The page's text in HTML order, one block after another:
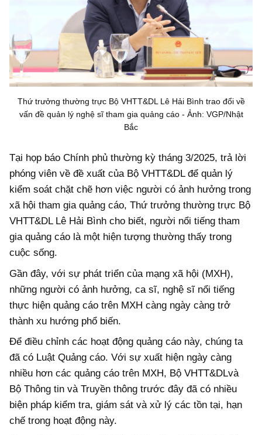
Thứ trưởng thường trực Bộ VHTT&DL Lê Hải Bình trao đổi về
vấn đề quản lý nghệ sĩ tham gia quảng cáo - Ảnh: VGP/Nhật
Bắc
Tại họp báo Chính phủ thường kỳ tháng 3/2025, trả lời
phóng viên về đề xuất của Bộ VHTT&DL để quản lý
kiểm soát chặt chẽ hơn việc người có ảnh hưởng trong
xã hội tham gia quảng cáo, Thứ trưởng thường trực Bộ
VHTT&DL Lê Hải Bình cho biết, người nổi tiếng tham
gia quảng cáo là một hiện tượng thường thấy trong
cuộc sống.
Gần đây, với sự phát triển của mạng xã hội (MXH),
những người có ảnh hưởng, ca sĩ, nghệ sĩ nổi tiếng
thực hiện quảng cáo trên MXH càng ngày càng trở
thành xu hướng phổ biến.
Để điều chỉnh các hoạt động quảng cáo này, chúng ta
đã có Luật Quảng cáo. Với sự xuất hiện ngày càng
nhiều hơn các quảng cáo trên MXH, Bộ VHTT&DLvà
Bộ Thông tin và Truyền thông trước đây đã có nhiều
biện pháp kiểm tra, giám sát và xử lý các tồn tại, hạn
chế trong hoạt động này.